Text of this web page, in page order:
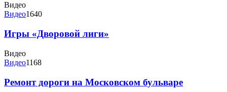
Видео
Видео1640
Игры «Дворовой лиги»
Видео
Видео1168
Ремонт дороги на Московском бульваре